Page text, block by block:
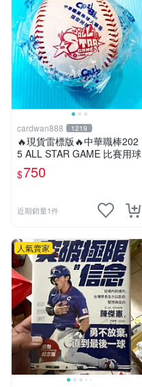
cardwan888 1219
🔥現貨雷標版🔥中華職棒202
5 ALL STAR GAME 比賽用球
$750
近期銷量1件
人氣賣家